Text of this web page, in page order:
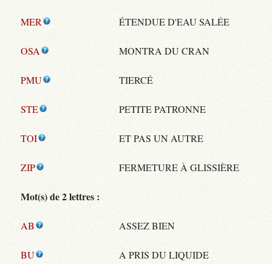
MER ÉTENDUE D'EAU SALÉE
OSA MONTRA DU CRAN
PMU TIERCÉ
STE PETITE PATRONNE
TOI ET PAS UN AUTRE
ZIP FERMETURE À GLISSIÈRE
Mot(s) de 2 lettres :
AB ASSEZ BIEN
BU A PRIS DU LIQUIDE